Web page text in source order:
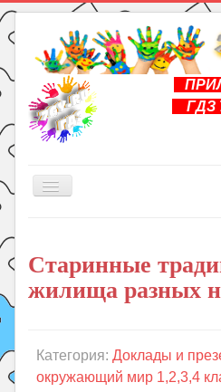
ГДЗ
Включить/
Книги
Рукоделие
Уроки
ГДЗ
Старинные
жилища разных
Категория:Доклады и
окружающий мир 1,2,3,4